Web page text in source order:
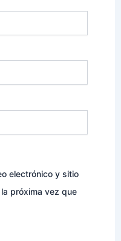
electrónico y sitio
próxima vez que